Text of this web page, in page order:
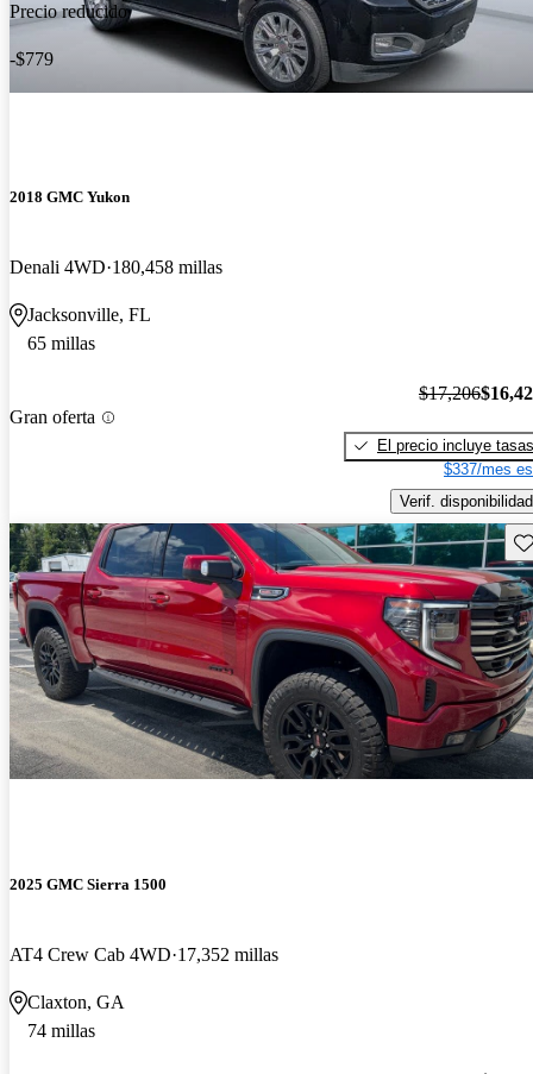
Precio reducido
-$779
2018 GMC Yukon
Denali 4WD 180,458 millas
Jacksonville, FL
65 millas
Gran oferta
$17,206
El precio incluye tasas
$337/mes
Verif. disponibilidad
2025 GMC Sierra 1500
AT4 Crew Cab 4WD 17,352 millas
Claxton, GA
74 millas